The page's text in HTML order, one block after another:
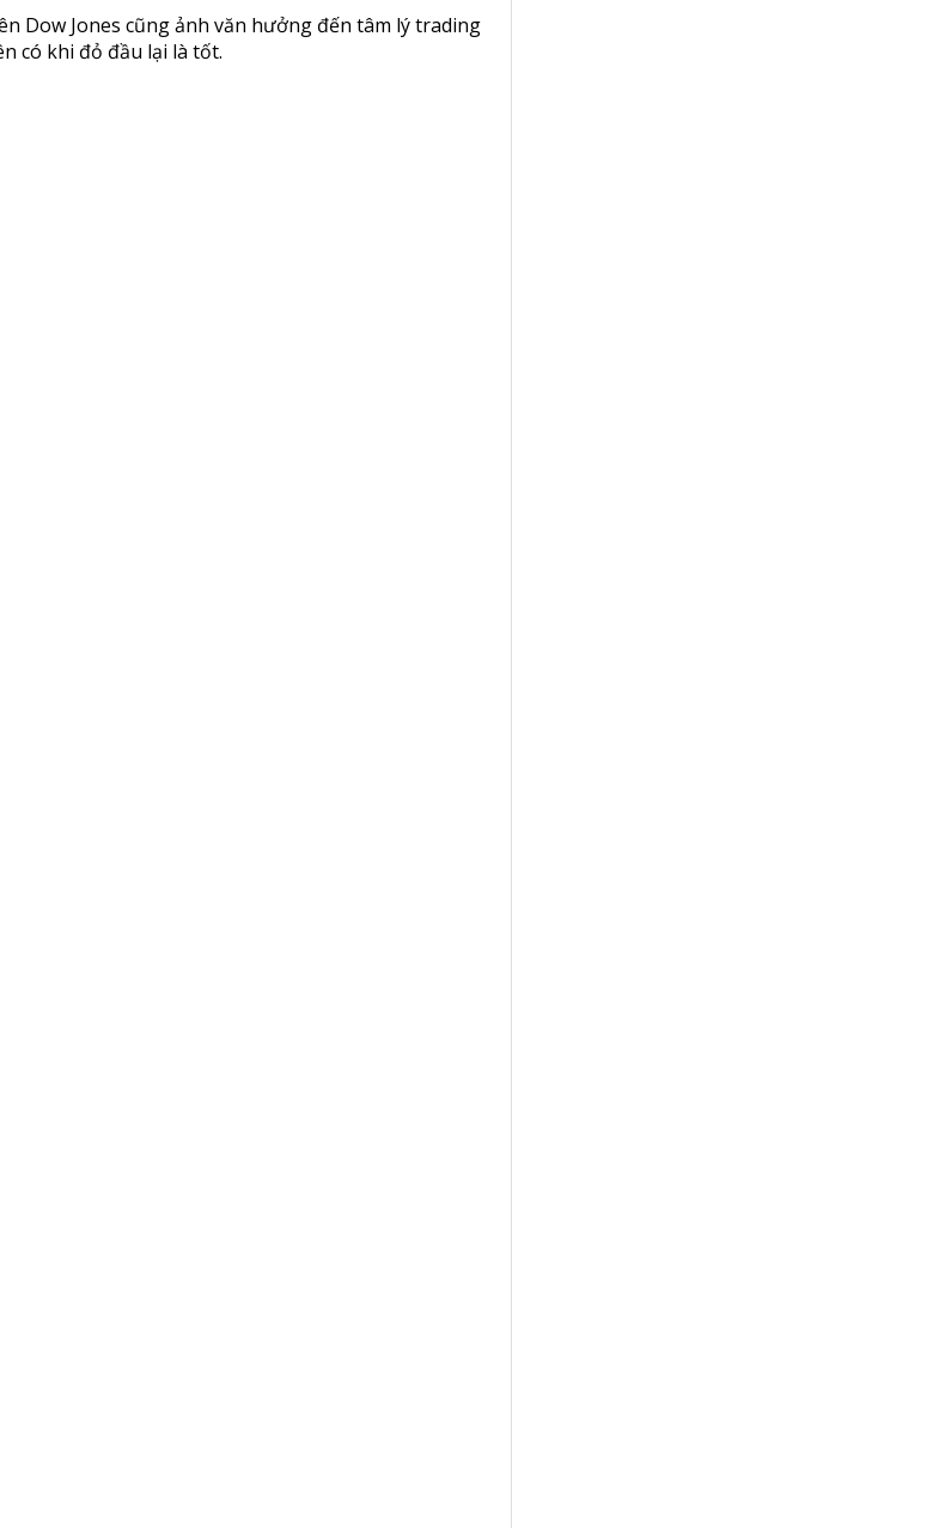
Dow Jones cũng ảnh văn hưởng đến tâm lý trading
có khi đỏ đầu lại là tốt.